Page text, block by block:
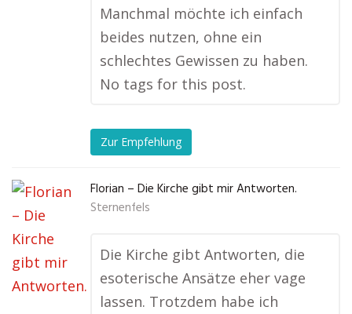
Manchmal möchte ich einfach
beides nutzen, ohne ein
schlechtes Gewissen zu haben.
No tags for this post.
Zur Empfehlung
Florian – Die Kirche gibt mir Antworten.
Sternenfels
Die Kirche gibt Antworten, die
esoterische Ansätze eher vage
lassen. Trotzdem habe ich